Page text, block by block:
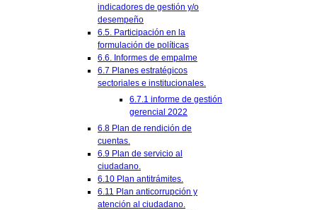
indicadores de gestión y/o
desempeño
6.5. Participación en la
formulación de políticas
6.6. Informes de empalme
6.7 Planes estratégicos
sectoriales e institucionales.
6.7.1 informe de gestión
gerencial 2022
6.8 Plan de rendición de
cuentas.
6.9 Plan de servicio al
ciudadano.
6.10 Plan antitrámites.
6.11 Plan anticorrupción y
atención al ciudadano.